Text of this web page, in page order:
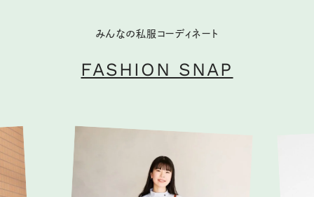
みんなの私服コーディネート
FASHION SNAP